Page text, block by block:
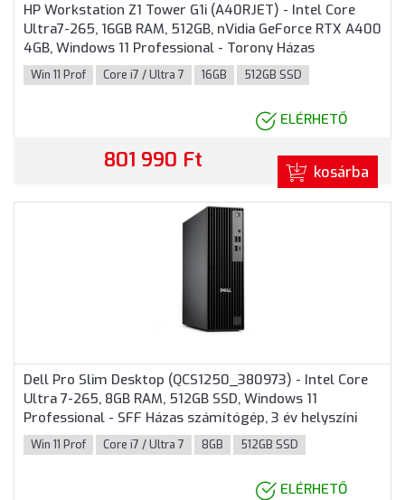
HP Workstation Z1 Tower G1i (A40RJET) - Intel Core
Ultra7-265, 16GB RAM, 512GB, nVidia GeForce RTX A400
4GB, Windows 11 Professional - Torony Házas
számítógép, 3 év helyszíni garancia
Win 11 Prof Core i7 / Ultra 7 16GB 512GB SSD
ELÉRHETŐ
801 990 Ft kosárba
Dell Pro Slim Desktop (QCS1250_380973) - Intel Core
Ultra 7-265, 8GB RAM, 512GB SSD, Windows 11
Professional - SFF Házas számítógép, 3 év helyszíni
garancia
Win 11 Prof Core i7 / Ultra 7 8GB 512GB SSD
ELÉRHETŐ